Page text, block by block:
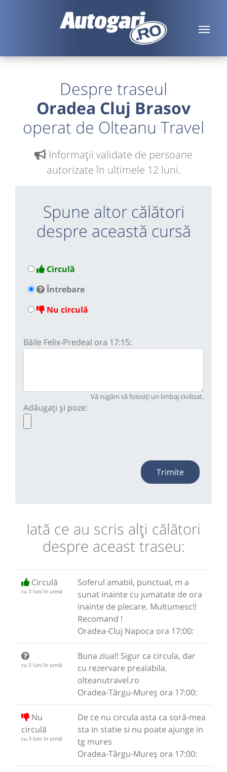
Despre traseul
Oradea Cluj Brasov
operat de Olteanu Travel
Informaţii validate de persoane
autorizate în ultimele 12 luni.
Spune altor călători
despre această cursă
Circulă
Întrebare
Nu circulă
Băile Felix-Predeal ora 17:15:
Vă rugăm să folosiți un limbaj civilizat.
Adăugați și poze:
Trimite
Iată ce au scris alţi călători
despre aceast traseu:
Circulă
cu 3 luni în urmă
Soferul amabil, punctual, m a
sunat inainte cu jumatate de ora
inainte de plecare. Multumesc!!
Recomand !
Oradea-Cluj Napoca ora 17:00:
cu 3 luni în urmă
Buna ziua!! Sigur ca circula, dar
cu rezervare prealabila.
olteanutravel.ro
Oradea-Târgu-Mureș ora 17:00:
Nu
circulă
cu 3 luni în urmă
De ce nu circula asta ca soră-mea
sta in statie si nu poate ajunge in
tg mures
Oradea-Târgu-Mureș ora 17:00: